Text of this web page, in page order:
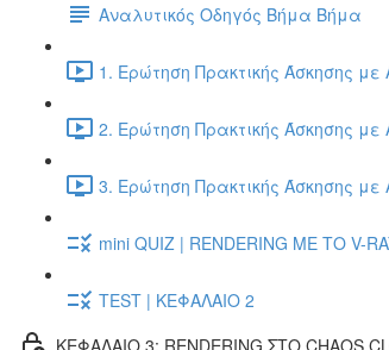
Αναλυτικός Οδηγός Βήμα Βήμα
1. Ερώτηση Πρακτικής Άσκησης
2. Ερώτηση Πρακτικής Άσκησης
3. Ερώτηση Πρακτικής Άσκησης
mini QUIZ | RENDERING ΜΕ ΤΟ V-
TEST | ΚΕΦΑΛΑΙΟ 2
ΚΕΦΑΛΑΙΟ 3: RENDERING ΣΤΟ CHAOS